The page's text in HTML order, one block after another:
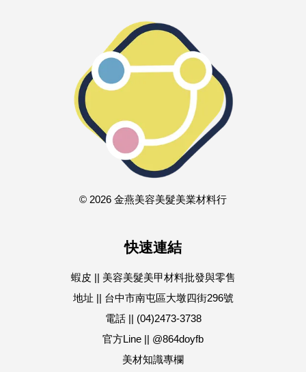
© 2026 金燕美容美髮美業材料行
快速連結
蝦皮 || 美容美髮美甲材料批發與零售
地址 || 台中市南屯區大墩四街296號
電話 || (04)2473-3738
官方Line || @864doyfb
美材知識專欄